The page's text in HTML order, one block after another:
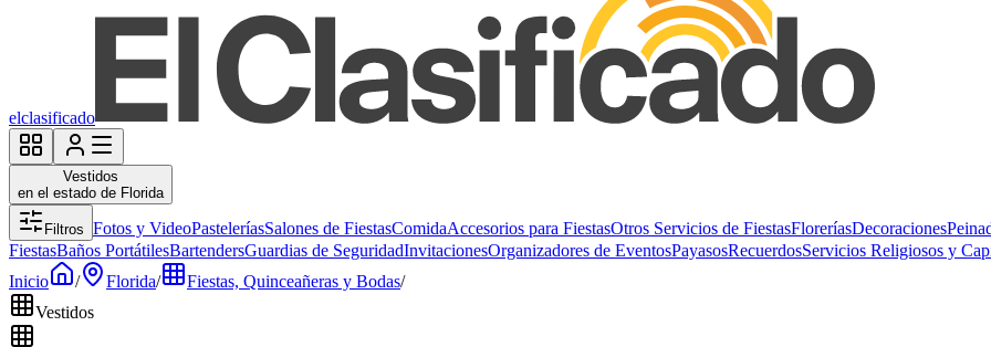
elclasificado
Vestidos
en el estado de Florida
Filtros Fotos y VideoPasteleríasSalones de FiestasComidaAccesorios para FiestasOtros Servicios de FiestasFloreríasDecoraciones
FiestasBaños PortátilesBartendersGuardias de SeguridadInvitacionesOrganizadores de EventosPayasosRecuerdosServicios Religiosos y
Inicio
/ Florida/ Fiestas, Quinceañeras y Bodas/
Vestidos